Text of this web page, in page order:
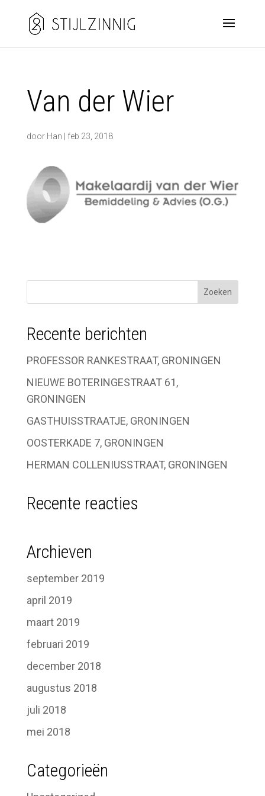
Van der Wier
door Han feb 23, 2018
Recente berichten
PROFESSOR RANKESTRAAT, GRONINGEN
NIEUWE BOTERINGESTRAAT 61,
GRONINGEN
GASTHUISSTRAATJE, GRONINGEN
OOSTERKADE 7, GRONINGEN
HERMAN COLLENIUSSTRAAT, GRONINGEN
Recente reacties
Archieven
september 2019
april 2019
maart 2019
februari 2019
december 2018
augustus 2018
juli 2018
mei 2018
Categorieën